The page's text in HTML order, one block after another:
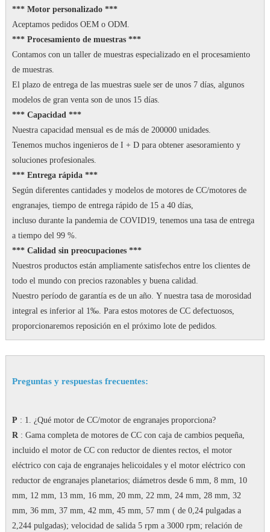
*** Motor personalizado ***
Aceptamos pedidos OEM o ODM.
*** Procesamiento de muestras ***
Contamos con un taller de muestras especializado en el procesamiento
de muestras.
El plazo de entrega de las muestras suele ser de unos 7 días, algunos
modelos de gran venta son de unos 15 días.
*** Capacidad ***
Nuestra capacidad mensual es de más de 200000 unidades.
Tenemos muchos ingenieros de I + D para obtener asesoramiento y
soluciones profesionales.
*** Entrega rápida ***
Según diferentes cantidades y modelos de motores de CC/motores de
engranajes, tiempo de entrega rápido de 15 a 40 días,
incluso durante la pandemia de COVID19, tenemos una tasa de entrega
a tiempo del 99 %.
*** Calidad sin preocupaciones ***
Nuestros productos están ampliamente satisfechos entre los clientes de
todo el mundo con precios razonables y buena calidad.
Nuestro período de garantía es de un año. Y nuestra tasa de morosidad
integral es inferior al 1‰. Para estos motores de CC defectuosos,
proporcionaremos reposición en el próximo lote de pedidos.
Preguntas y respuestas frecuentes:
P : 1. ¿Qué motor de CC/motor de engranajes proporciona?
R: Gama completa de motores de CC con caja de cambios pequeña,
incluido el motor de CC con reductor de dientes rectos, el motor
eléctrico con caja de engranajes helicoidales y el motor eléctrico con
reductor de engranajes planetarios; diámetros desde 6 mm, 8 mm, 10
mm, 12 mm, 13 mm, 16 mm, 20 mm, 22 mm, 24 mm, 28 mm, 32
mm, 36 mm, 37 mm, 42 mm, 45 mm, 57 mm ( de 0,24 pulgadas a
2,244 pulgadas); velocidad de salida 5 rpm a 3000 rpm; relación de